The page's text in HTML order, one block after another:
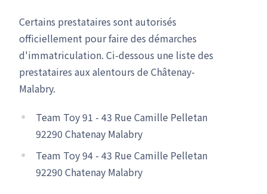
Certains prestataires sont autorisés
officiellement pour faire des démarches
d'immatriculation. Ci-dessous une liste des
prestataires aux alentours de Châtenay-
Malabry.
Team Toy 91 - 43 Rue Camille Pelletan
92290 Chatenay Malabry
Team Toy 94 - 43 Rue Camille Pelletan
92290 Chatenay Malabry